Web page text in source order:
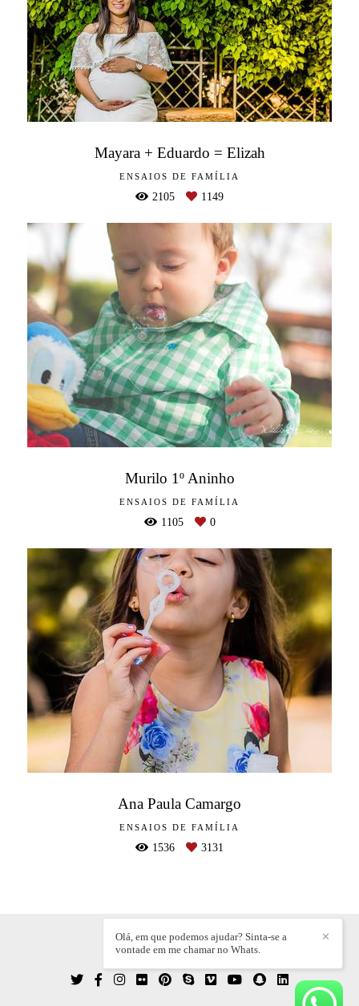
Mayara + Eduardo = Elizah
ENSAIOS DE FAMÍLIA
2105 1149
Murilo 1º Aninho
ENSAIOS DE FAMÍLIA
1105 0
Ana Paula Camargo
ENSAIOS DE FAMÍLIA
1536 3131
WILLIAN DIEZ/CONTATO
✕
Olá, em que podemos ajudar? Sinta-se a
vontade em me chamar no Whats.